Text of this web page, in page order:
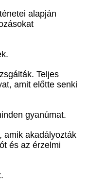
alapján
Teljes
amit előtte senki
gyanúmat.
amik akadályozták
és az érzelmi